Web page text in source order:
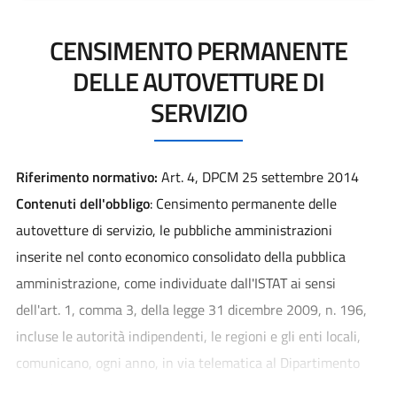
CENSIMENTO PERMANENTE
DELLE AUTOVETTURE DI
SERVIZIO
Riferimento normativo: Art. 4, DPCM 25 settembre 2014
Contenuti dell'obbligo: Censimento permanente delle
autovetture di servizio, le pubbliche amministrazioni
inserite nel conto economico consolidato della pubblica
amministrazione, come individuate dall'ISTAT ai sensi
dell'art. 1, comma 3, della legge 31 dicembre 2009, n. 196,
incluse le autorità indipendenti, le regioni e gli enti locali,
comunicano, ogni anno, in via telematica al Dipartimento